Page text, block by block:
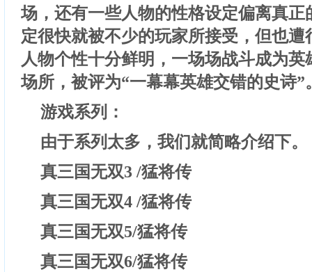
场，还有一些人物的性格设定偏离真正
定很快就被不少的玩家所接受，但也遭
人物个性十分鲜明，一场场战斗成为
场所，被评为“一幕幕英雄交错的史诗”
游戏系列：
由于系列太多，我们就简略介绍下。
真三国无双3 /猛将传
真三国无双4 /猛将传
真三国无双5/猛将传
真三国无双6/猛将传